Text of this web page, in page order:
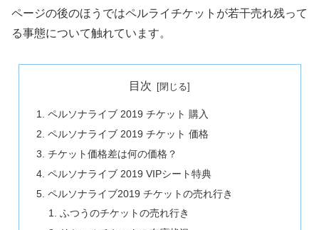
ページの後のほうではペルライチケットが若干売れ残って
る事態について触れています。
目次
ペルソナライブ 2019 チケット 購入
ペルソナライブ 2019 チケット 価格
チケット価格差は何の価格？
ペルソナライブ 2019 VIPシート特典
ペルソナライブ2019 チケットの売れ行き
ふつうのチケットの売れ行き